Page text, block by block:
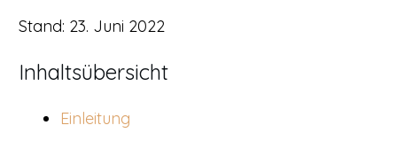
Stand: 23. Juni 2022
Inhaltsübersicht
Einleitung